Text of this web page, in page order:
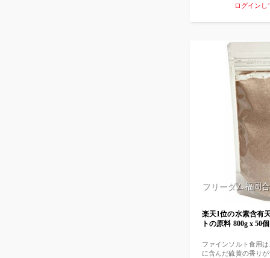
クについては、価格
果を望めます。 一例
てお客様に提供 ・大
て販売 ・水素パウダ
ル商品として販売 な
の動きは、今後ます
す。 高齢者が増え、
康を維持する商品は
地球上においては、
る物質です。 自然界
老化と言われます。
元に戻すことです。
す。 身体の機能、容
ことが可能です。 こ
ログイン
フリーダム福岡
楽天1位の水素含有
トの原料 800g x 50個
ファインソルト食用
に含んだ硫黄の香り